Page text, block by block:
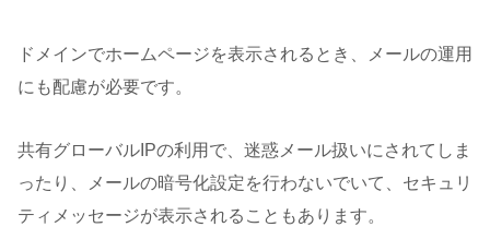
ドメインでホームページを表示されるとき、メールの運用
にも配慮が必要です。
共有グローバルIPの利用で、迷惑メール扱いにされてしま
ったり、メールの暗号化設定を行わないでいて、セキュリ
ティメッセージが表示されることもあります。